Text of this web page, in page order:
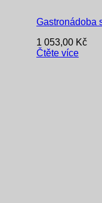
Gastronádoba
1 053,00 Kč
Čtěte více